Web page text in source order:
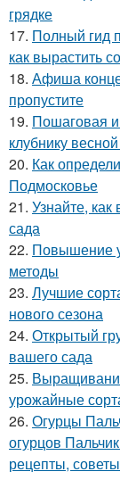
грядке
17. Полный гид
как вырастить
18. Афиша
пропустите
19. Пошаговая
клубнику
20. Как
Подмосковье
21. Узнайте,
сада
22. Повышение
методы
23. Лучшие
нового сезона
24. Открытый
вашего сада
25.
урожайные
26. Огурцы
огурцов
рецепты, советы